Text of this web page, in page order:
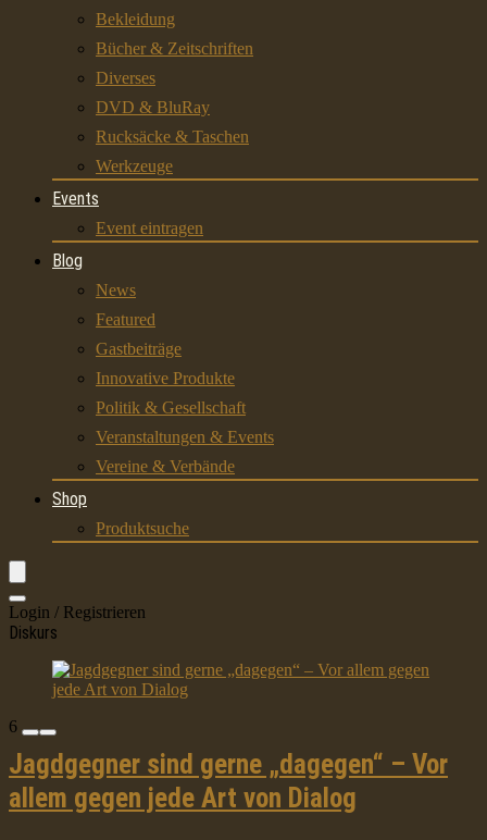
Bekleidung
Bücher & Zeitschriften
Diverses
DVD & BluRay
Rucksäcke & Taschen
Werkzeuge
Events
Event eintragen
Blog
News
Featured
Gastbeiträge
Innovative Produkte
Politik & Gesellschaft
Veranstaltungen & Events
Vereine & Verbände
Shop
Produktsuche
Login / Registrieren
Diskurs
6
Jagdgegner sind gerne „dagegen“ – Vor
allem gegen jede Art von Dialog